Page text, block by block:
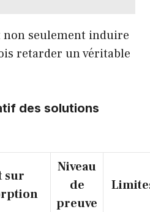
non seulement induire
retarder un véritable
des solutions
sur
Niveau
de
preuve